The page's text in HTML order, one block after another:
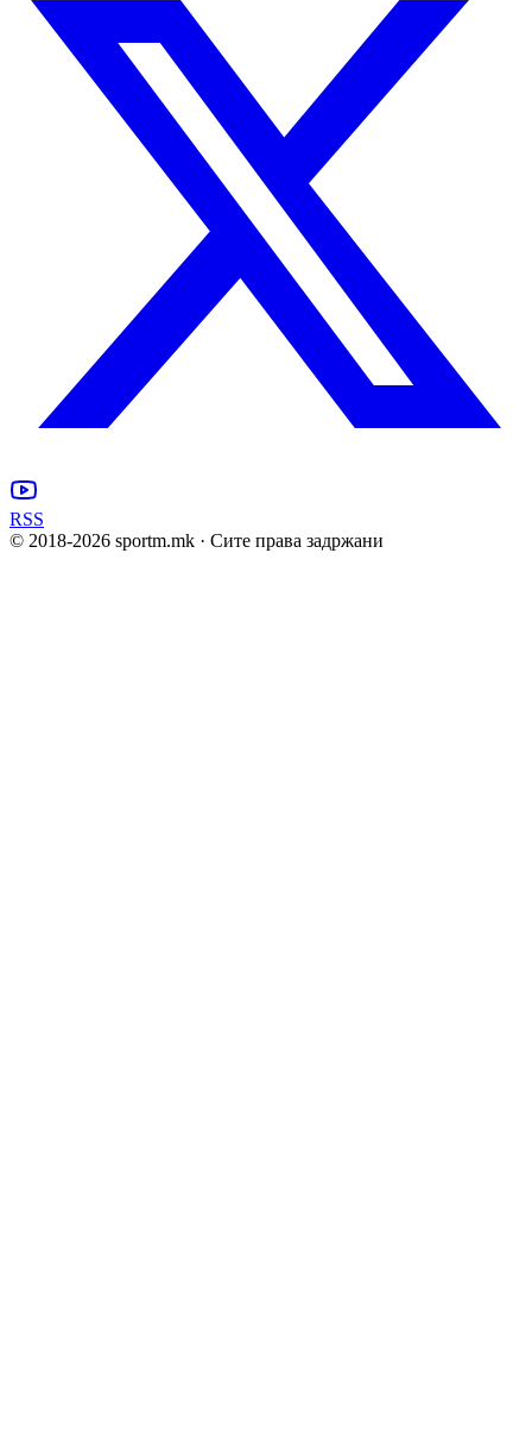
RSS
© 2018-2026 sportm.mk · Сите права задржани